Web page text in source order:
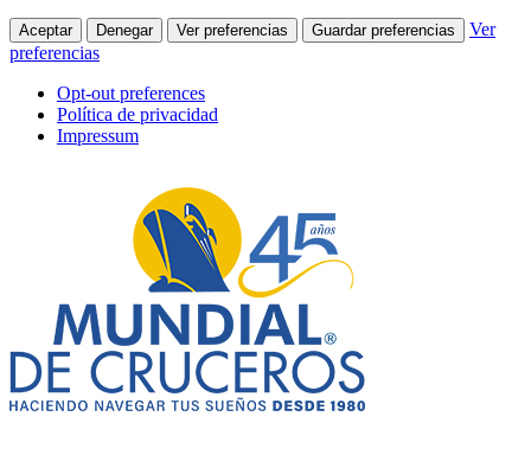
Aceptar Denegar Ver preferencias Guardar preferencias
Ver
preferencias
Opt-out preferences
Política de privacidad
Impressum